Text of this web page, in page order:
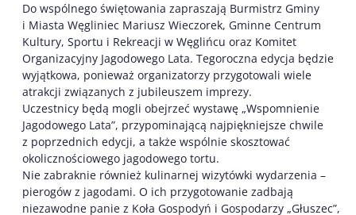
Do wspólnego świętowania zapraszają Burmistrz Gminy
i Miasta Węgliniec Mariusz Wieczorek, Gminne Centrum
Kultury, Sportu i Rekreacji w Węglińcu oraz Komitet
Organizacyjny Jagodowego Lata. Tegoroczna edycja będzie
wyjątkowa, ponieważ organizatorzy przygotowali wiele
atrakcji związanych z jubileuszem imprezy.
Uczestnicy będą mogli obejrzeć wystawę „Wspomnienie
Jagodowego Lata”, przypominającą najpiękniejsze chwile
z poprzednich edycji, a także wspólnie skosztować
okolicznościowego jagodowego tortu.
Nie zabraknie również kulinarnej wizytówki wydarzenia –
pierogów z jagodami. O ich przygotowanie zadbają
niezawodne panie z Koła Gospodyń i Gospodarzy „Głuszec”,